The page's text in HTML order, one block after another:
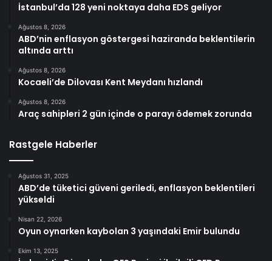
İstanbul’da 128 yeni noktaya daha EDS geliyor
Ağustos 8, 2026
ABD’nin enflasyon göstergesi haziranda beklentilerin
altında arttı
Ağustos 8, 2026
Kocaeli’de Dilovası Kent Meydanı hızlandı
Ağustos 8, 2026
Araç sahipleri 2 gün içinde o parayı ödemek zorunda
Rastgele Haberler
Ağustos 31, 2025
ABD’de tüketici güveni geriledi, enflasyon beklentileri
yükseldi
Nisan 22, 2026
Oyun oynarken kaybolan 3 yaşındaki Emir bulundu
Ekim 13, 2025